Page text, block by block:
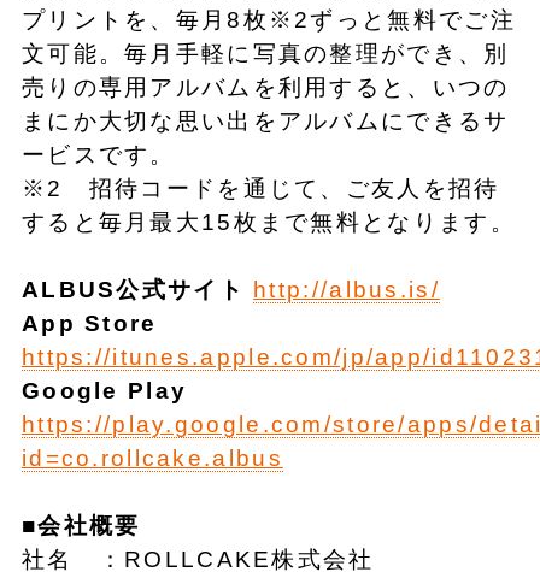
プリントを、毎月8枚※2ずっと無料でご注
文可能。毎月手軽に写真の整理ができ、別
売りの専用アルバムを利用すると、いつの
まにか大切な思い出をアルバムにできるサ
ービスです。
※2 招待コードを通じて、ご友人を招待
すると毎月最大15枚まで無料となります。
ALBUS公式サイト
http://albus.is/
App Store
https://itunes.apple.com/jp/app/
Google Play
https://play.google.com/store/apps/
id=co.rollcake.albus
■会社概要
社名 ：ROLLCAKE株式会社